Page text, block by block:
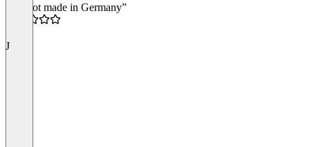
“Ki-Bot made in Germany”
J